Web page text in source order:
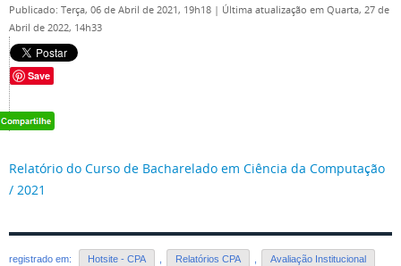
Publicado: Terça, 06 de Abril de 2021, 19h18 | Última atualização em Quarta, 27 de
Abril de 2022, 14h33
Save
Relatório do Curso de Bacharelado em Ciência da Computação
/ 2021
registrado em: Hotsite - CPA Relatórios CPA Avaliação Institucional